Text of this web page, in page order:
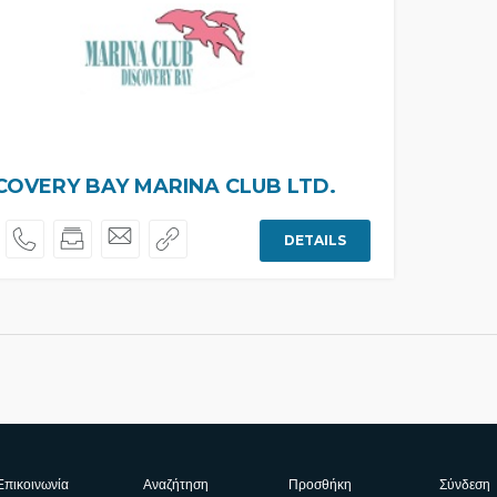
BAY MARINA CLUB LTD.
DETAILS
Αναζήτηση Προσθήκη Σύνδεση